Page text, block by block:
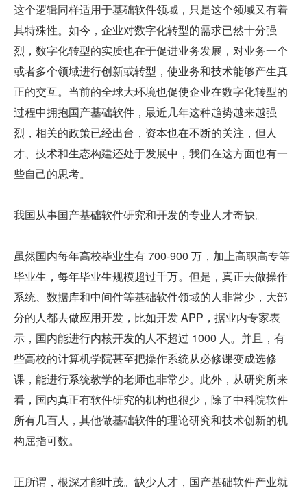
这个逻辑同样适用于基础软件领域，只是这个领域又有着
其特殊性。如今，企业对数字化转型的需求已然十分强
烈，数字化转型的实质也在于促进业务发展，对业务一个
或者多个领域进行创新或转型，使业务和技术能够产生真
正的交互。当前的全球大环境也促使企业在数字化转型的
过程中拥抱国产基础软件，最近几年这种趋势越来越强
烈，相关的政策已经出台，资本也在不断的关注，但人
才、技术和生态构建还处于发展中，我们在这方面也有一
些自己的思考。
我国从事国产基础软件研究和开发的专业人才奇缺。
虽然国内每年高校毕业生有 700-900 万，加上高职高专等
毕业生，每年毕业生规模超过千万。但是，真正去做操作
系统、数据库和中间件等基础软件领域的人非常少，大部
分的人都去做应用开发，比如开发 APP，据业内专家表
示，国内能进行内核开发的人不超过 1000 人。并且，有
些高校的计算机学院甚至把操作系统从必修课变成选修
课，能进行系统教学的老师也非常少。此外，从研究所来
看，国内真正有软件研究的机构也很少，除了中科院软件
所有几百人，其他做基础软件的理论研究和技术创新的机
构屈指可数。
正所谓，根深才能叶茂。缺少人才，国产基础软件产业就